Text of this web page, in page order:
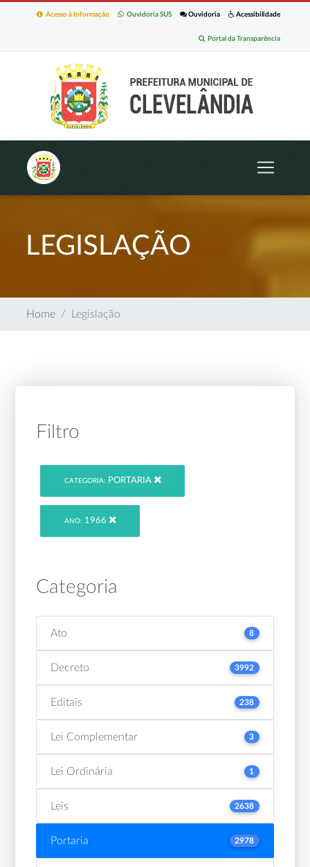
Acessibilidade
Ouvidoria
Ouvidoria SUS
Acesso à Informação
Portal da Transparência
LEGISLAÇÃO
Home Legislação
Filtro
CATEGORIA: PORTARIA
ANO: 1966
Categoria
Ato 8
Decreto 3992
Editais 238
Lei Complementar 3
Lei Ordinária 1
Leis 2638
Portaria 2978